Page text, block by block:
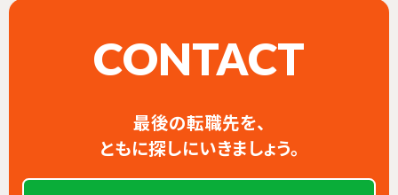
CONTACT
最後の転職先を、
ともに探しにいきましょう。